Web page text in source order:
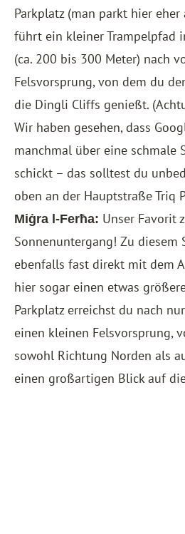
Parkplatz (man parkt hier eher
führt ein kleiner Trampelpfad
(ca. 200 bis 300 Meter) nach
Felsvorsprung, von dem du
die Dingli Cliffs genießt.
Wir haben gesehen, dass
manchmal über eine schmale
schickt – das solltest du
oben an der Hauptstraße Triq
Miġra l-Ferħa: Unser Favorit
Sonnenuntergang! Zu diesem
ebenfalls fast direkt mit dem
hier sogar einen etwas
Parkplatz erreichst du nach
einen kleinen Felsvorsprung,
sowohl Richtung Norden als
einen großartigen Blick auf